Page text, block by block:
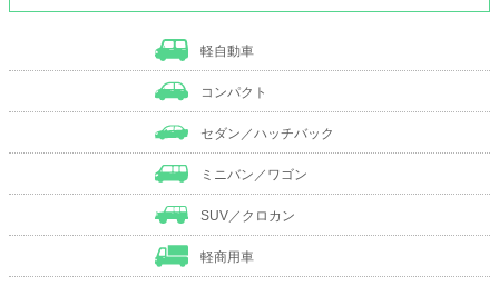
軽自動車
コンパクト
セダン／ハッチバック
ミニバン／ワゴン
SUV／クロカン
軽商用車